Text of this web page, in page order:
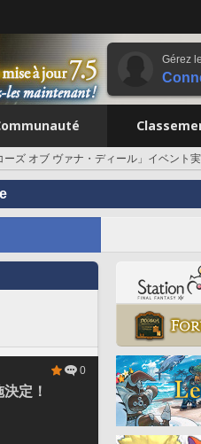
Gérez
ズ オブ ヴァナ・ディール」イベント実
0
定！